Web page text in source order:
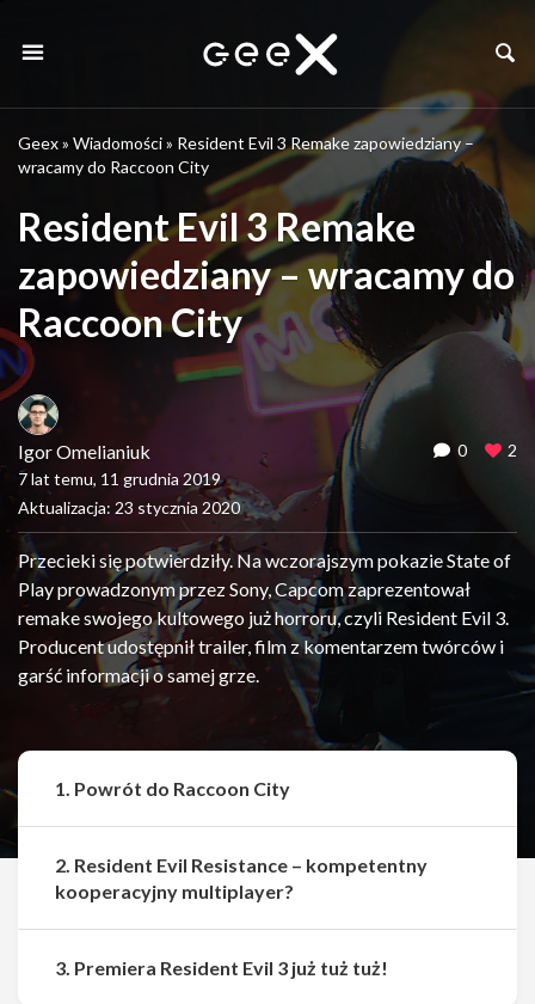
Geex» Wiadomości» Resident Evil 3 Remake zapowiedziany –
wracamy do Raccoon City
Resident Evil 3 Remake
zapowiedziany – wracamy do
Raccoon City
Igor Omelianiuk
7 lat temu, 11 grudnia 2019
Aktualizacja: 23 stycznia 2020
0 2
Przecieki się potwierdziły. Na wczorajszym pokazie State of
Play prowadzonym przez Sony, Capcom zaprezentował
remake swojego kultowego już horroru, czyli Resident Evil 3.
Producent udostępnił trailer, film z komentarzem twórców i
garść informacji o samej grze.
Udostępnij Udostępnij
1. Powrót do Raccoon City
2. Resident Evil Resistance – kompetentny
kooperacyjny multiplayer?
3. Premiera Resident Evil 3 już tuż tuż!